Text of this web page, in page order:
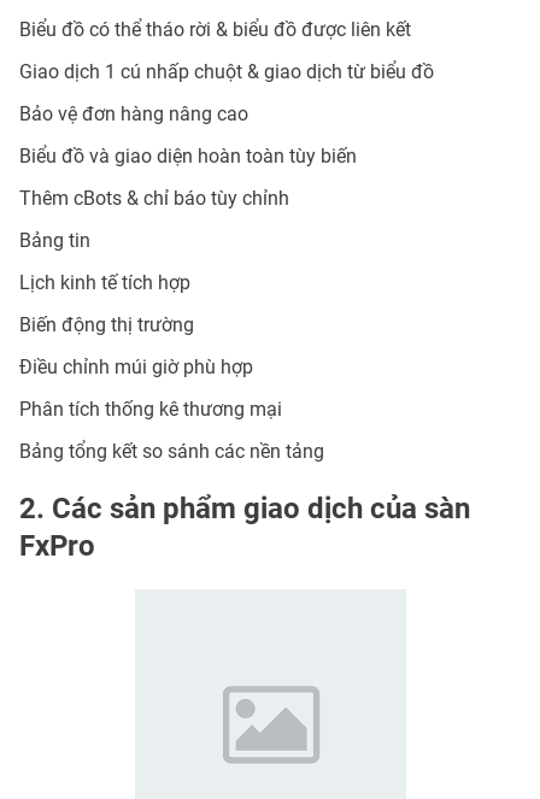
Biểu đồ có thể tháo rời & biểu đồ được liên kết
Giao dịch 1 cú nhấp chuột & giao dịch từ biểu đồ
Bảo vệ đơn hàng nâng cao
Biểu đồ và giao diện hoàn toàn tùy biến
Thêm cBots & chỉ báo tùy chỉnh
Bảng tin
Lịch kinh tế tích hợp
Biến động thị trường
Điều chỉnh múi giờ phù hợp
Phân tích thống kê thương mại
Bảng tổng kết so sánh các nền tảng
2. Các sản phẩm giao dịch của sàn
FxPro